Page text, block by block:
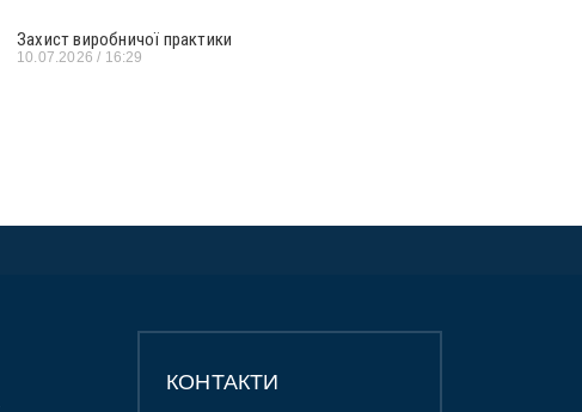
Захист виробничої практики
10.07.2026 16:29
КОНТАКТИ